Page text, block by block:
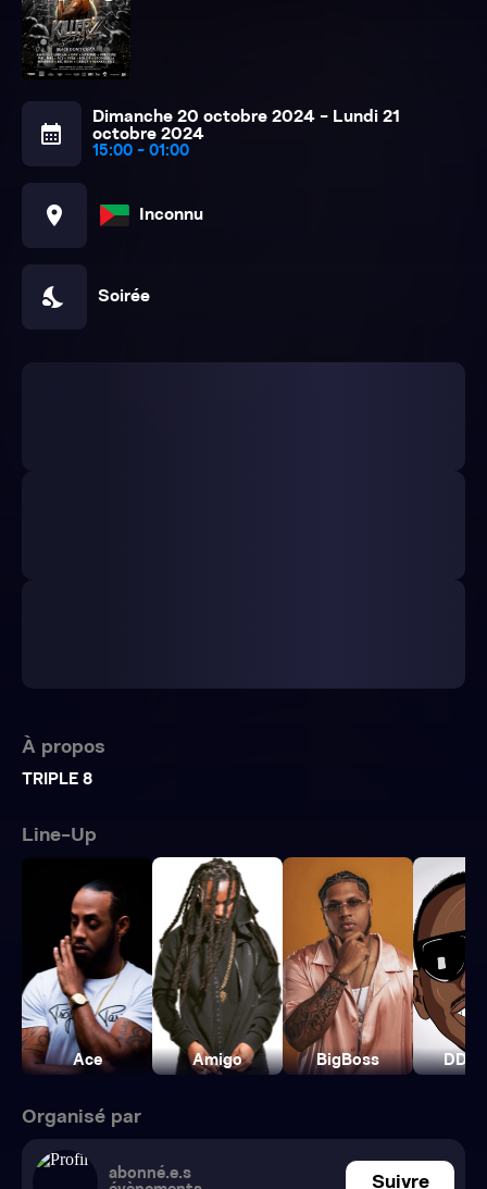
calendar_month
Dimanche 20 octobre 2024 - Lundi 21
octobre 2024
15:00 - 01:00
location_on Inconnu
nights_stay Soirée
À propos
TRIPLE 8
Line-Up
Ace Amigo BigBoss
Organisé par
abonné.e.s
Suivre